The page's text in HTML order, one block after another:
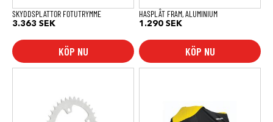
SKYDDSPLATTOR FOTUTRYMME
3.363 SEK
KÖP NU
HASPLÅT FRAM, ALUMINIUM
1.290 SEK
KÖP NU